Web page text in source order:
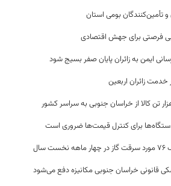
و تأمین‌کنندگان بومی استان
فرصتی برای جهش اقتصادی
ایمن به زائران پایان صفر بسیج شود
برای کنترل قیمت‌ها ضروری است
قانونی خراسان جنوبی مکانیزه دفع می‌شود